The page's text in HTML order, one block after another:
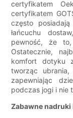
certyfikatem
certyfikatem
często
łańcuchu
pewność, że
Ostatecznie,
komfort dotyku
tworząc
zapewniając
podczas jogi i nie
Zabawne